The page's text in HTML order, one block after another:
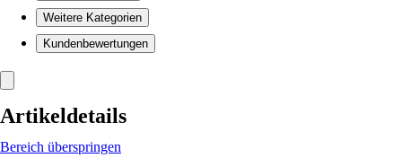
Weitere Kategorien
Kundenbewertungen
Artikeldetails
Bereich überspringen